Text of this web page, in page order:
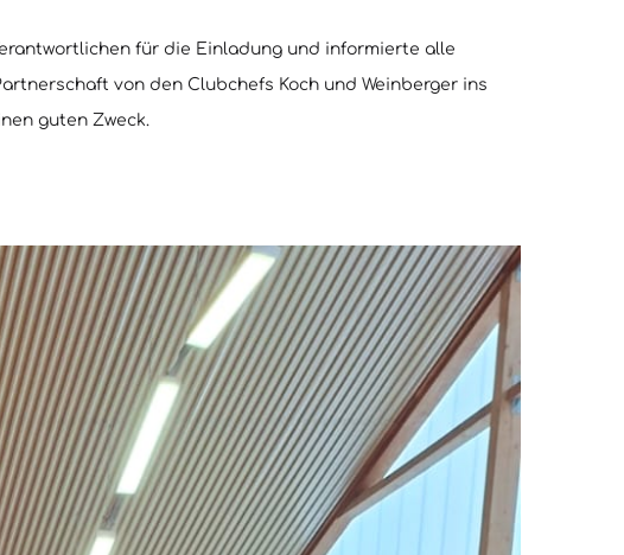
für die Einladung und informierte alle
von den Clubchefs Koch und Weinberger ins
guten Zweck.